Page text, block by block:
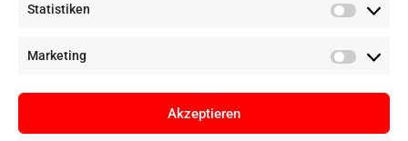
Statistiken
Marketing
Akzeptieren